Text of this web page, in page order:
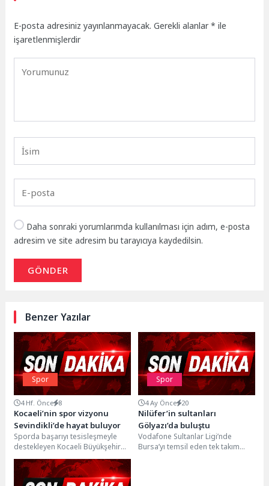
E-posta adresiniz yayınlanmayacak. Gerekli alanlar* ile
işaretlenmişlerdir
Daha sonraki yorumlarımda kullanılması için adım, e-posta
adresim ve site adresim bu tarayıcıya kaydedilsin.
GÖNDER
Benzer Yazılar
Spor
4 Hf. Önce 8
Kocaeli’nin spor vizyonu
Sevindikli’de hayat buluyor
Sporda başarıyı tesisleşmeyle
destekleyen Kocaeli Büyükşehir
Belediyesi, modern spor
yatırımlarına hız kesmeden
devam ediyor. Bu...
Spor
4 Ay Önce 20
Nilüfer’in sultanları
Gölyazı’da buluştu
Vodafone Sultanlar Ligi’nde
Bursa’yı temsil eden tek takım